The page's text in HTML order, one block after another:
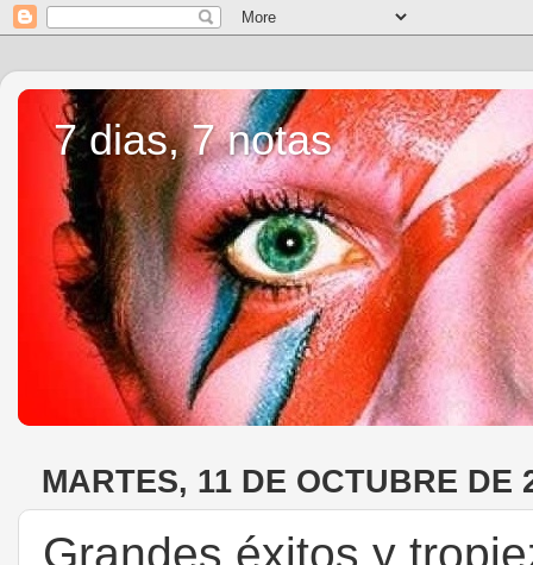
7 dias, 7 notas
MARTES, 11 DE OCTUBRE DE
Grandes éxitos y